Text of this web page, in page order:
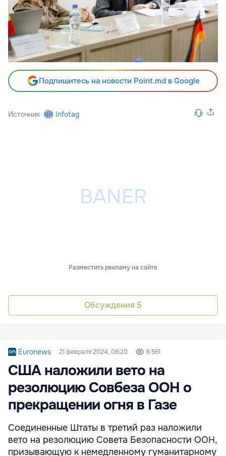
Подпишитесь на новости Point.md в Google
Источник Infotag
Разместить рекламу на сайте
Обсуждения 5
Euronews 21 февраля 2024, 06:20 6 561
США наложили вето на
резолюцию Совбеза ООН о
прекращении огня в Газе
Соединенные Штаты в третий раз наложили
вето на резолюцию Совета Безопасности ООН,
призывающую к немедленному гуманитарному